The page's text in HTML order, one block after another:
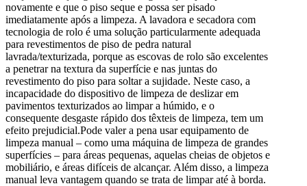
novamente e que o piso seque e possa ser pisado
imediatamente após a limpeza. A lavadora e secadora com
tecnologia de rolo é uma solução particularmente adequada
para revestimentos de piso de pedra natural
lavrada/texturizada, porque as escovas de rolo são excelentes
a penetrar na textura da superfície e nas juntas do
revestimento do piso para soltar a sujidade. Neste caso, a
incapacidade do dispositivo de limpeza de deslizar em
pavimentos texturizados ao limpar a húmido, e o
consequente desgaste rápido dos têxteis de limpeza, tem um
efeito prejudicial.Pode valer a pena usar equipamento de
limpeza manual – como uma máquina de limpeza de grandes
superfícies – para áreas pequenas, aquelas cheias de objetos e
mobiliário, e áreas difíceis de alcançar. Além disso, a limpeza
manual leva vantagem quando se trata de limpar até à borda.